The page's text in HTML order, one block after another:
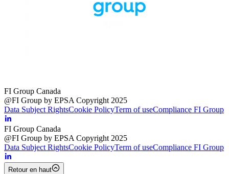
FI Group Canada
@FI Group by EPSA Copyright 2025
Data Subject RightsCookie PolicyTerm of useCompliance FI Group
FI Group Canada
@FI Group by EPSA Copyright 2025
Data Subject RightsCookie PolicyTerm of useCompliance FI Group
Retour en haut